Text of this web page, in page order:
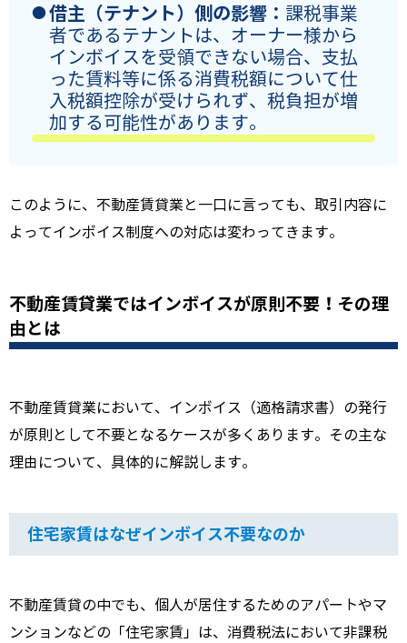
借主（テナント）側の影響： 課税事業
者であるテナントは、オーナー様から
インボイスを受領できない場合、支払
った賃料等に係る消費税額について仕
入税額控除が受けられず、税負担が増
加する可能性があります。
このように、不動産賃貸業と一口に言っても、取引内容に
よってインボイス制度への対応は変わってきます。
不動産賃貸業ではインボイスが原則不要！その理
由とは
不動産賃貸業において、インボイス（適格請求書）の発行
が原則として不要となるケースが多くあります。その主な
理由について、具体的に解説します。
住宅家賃はなぜインボイス不要なのか
不動産賃貸の中でも、個人が居住するためのアパートやマ
ンションなどの「住宅家賃」は、消費税法において非課税